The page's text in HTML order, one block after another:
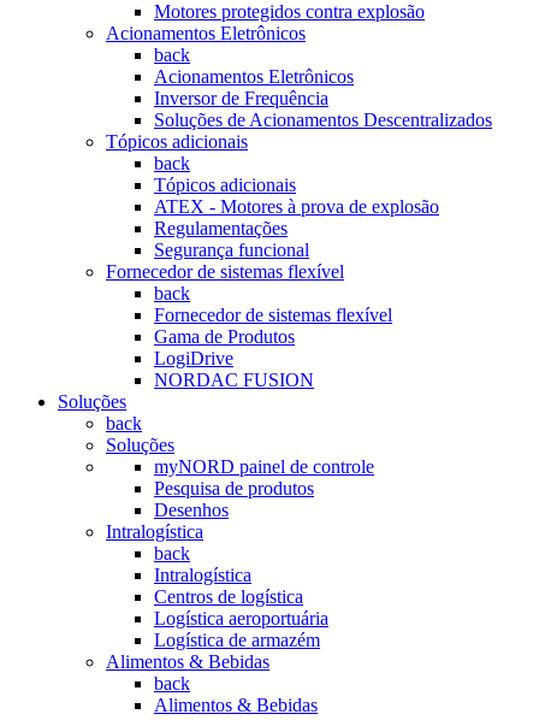
Motores protegidos contra explosão
Acionamentos Eletrônicos
back
Acionamentos Eletrônicos
Inversor de Frequência
Soluções de Acionamentos Descentralizados
Tópicos adicionais
back
Tópicos adicionais
ATEX - Motores à prova de explosão
Regulamentações
Segurança funcional
Fornecedor de sistemas flexível
back
Fornecedor de sistemas flexível
Gama de Produtos
LogiDrive
NORDAC FUSION
Soluções
back
Soluções
myNORD painel de controle
Pesquisa de produtos
Desenhos
Intralogística
back
Intralogística
Centros de logística
Logística aeroportuária
Logística de armazém
Alimentos & Bebidas
back
Alimentos & Bebidas